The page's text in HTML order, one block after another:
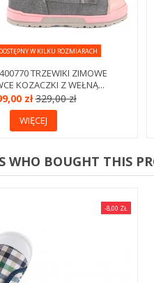
W KILKU ROZMIARACH
TRZEWIKI ZIMOWE
KOZACZKI Z WEŁNĄ...
zł329,00 zł
WIĘCEJ
WHO BOUGHT THIS
-8,00 ZŁ